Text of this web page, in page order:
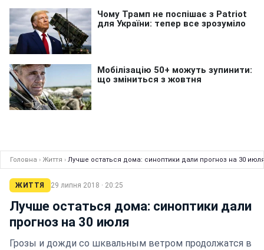
Головна › Життя › Лучше остаться дома: синоптики дали прогноз на 30
ЖИТТЯ 29 липня 2018 · 20:25
Лучше остаться дома: синоптики дали
прогноз на 30 июля
Грозы и дожди со шквальным ветром продолжатся в